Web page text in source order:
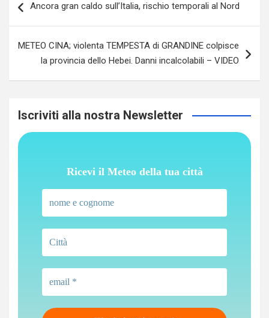
articoli
Ancora gran caldo sull’Italia, rischio temporali al Nord
METEO CINA; violenta TEMPESTA di GRANDINE colpisce
la provincia dello Hebei. Danni incalcolabili – VIDEO
Iscriviti alla nostra Newsletter
Ricevi il Meteo della tua città